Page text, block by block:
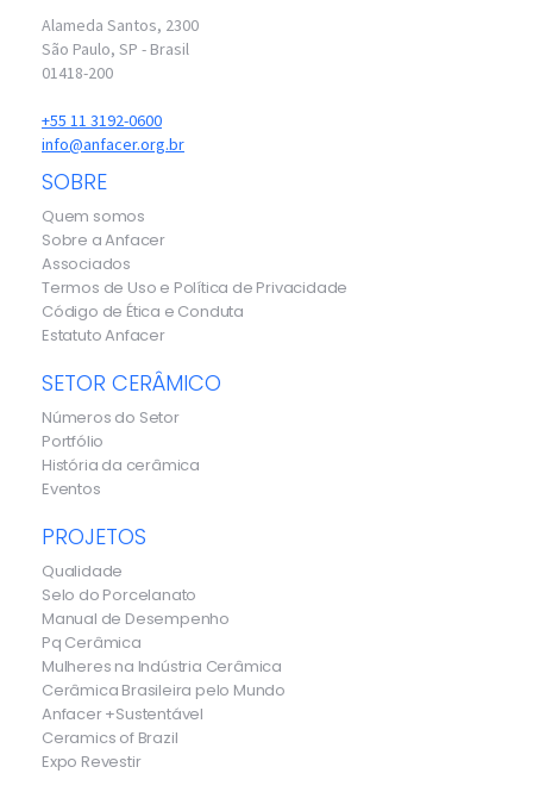
Alameda Santos, 2300
São Paulo, SP - Brasil
01418-200
+55 11 3192-0600
info@anfacer.org.br
SOBRE
Quem somos
Sobre a Anfacer
Associados
Termos de Uso e Política de Privacidade
Código de Ética e Conduta
Estatuto Anfacer
SETOR CERÂMICO
Números do Setor
Portfólio
História da cerâmica
Eventos
PROJETOS
Qualidade
Selo do Porcelanato
Manual de Desempenho
Pq Cerâmica
Mulheres na Indústria Cerâmica
Cerâmica Brasileira pelo Mundo
Anfacer +Sustentável
Ceramics of Brazil
Expo Revestir